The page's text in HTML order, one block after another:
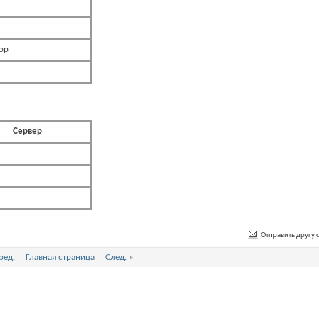
Сервер
Отправить другу
Главная страница След. »